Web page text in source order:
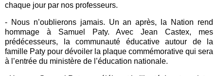
chaque jour par nos professeurs.
- Nous n’oublierons jamais. Un an après, la Nation rend
hommage à Samuel Paty. AvecJean Castex, mes
prédécesseurs, la communauté éducative autour de la
famille Paty pour dévoiler la plaque commémorative qui sera
à l’entrée du ministère de l’éducation nationale.